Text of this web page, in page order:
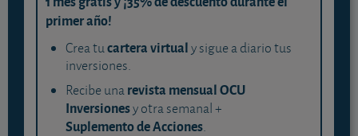
primer año!
Crea tucartera virtualy sigue a diario tus
inversiones.
Recibe unarevista mensual OCU
Inversionesy otra semanal +
Suplemento de Acciones.